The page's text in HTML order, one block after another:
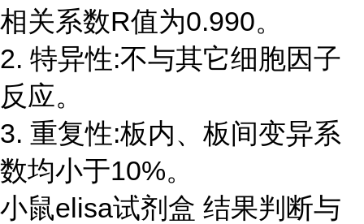
相关系数R值为0.990。
2. 特异性:不与其它细胞因子
反应。
3. 重复性:板内、板间变异系
数均小于10%。
小鼠elisa试剂盒 结果判断与